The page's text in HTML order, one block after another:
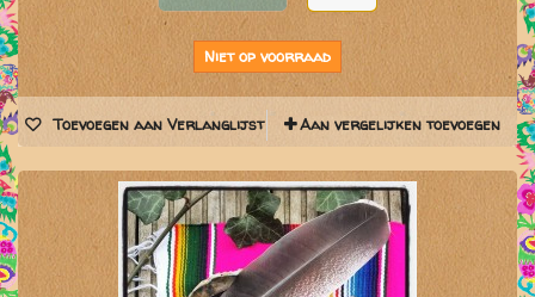
Niet op voorraad
Toevoegen aan Verlanglijst Aan vergelijken toevoegen